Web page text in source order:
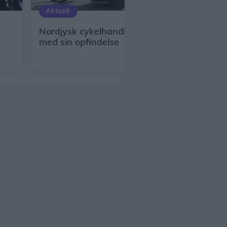
Aktuelt
Nordjysk cykelhandler skrev historie
med sin opfindelse